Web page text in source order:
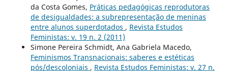
da Costa Gomes, Práticas pedagógicas reprodutoras
de desigualdades: a subrepresentação de meninas
entre alunos superdotados , Revista Estudos
Feministas: v. 19 n. 2 (2011)
Simone Pereira Schmidt, Ana Gabriela Macedo,
Feminismos Transnacionais: saberes e estéticas
pós/descoloniais , Revista Estudos Feministas: v. 27 n.